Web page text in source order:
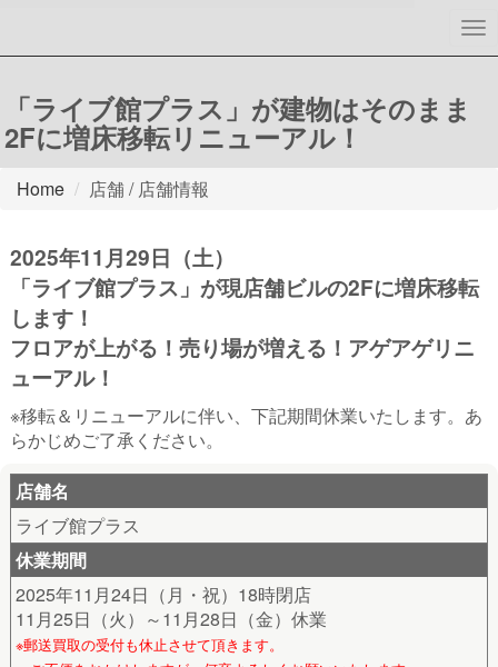
「ライブ館プラス」が建物はそのまま
2Fに増床移転リニューアル！
Home 店舗 / 店舗情報
2025年11月29日（土）
「ライブ館プラス」が現店舗ビルの2Fに増床移転
します！
フロアが上がる！売り場が増える！アゲアゲリニ
ューアル！
※移転＆リニューアルに伴い、下記期間休業いたします。あ
らかじめご了承ください。
店舗名
ライブ館プラス
休業期間
2025年11月24日（月・祝）18時閉店
11月25日（火）～11月28日（金）休業
※郵送買取の受付も休止させて頂きます。